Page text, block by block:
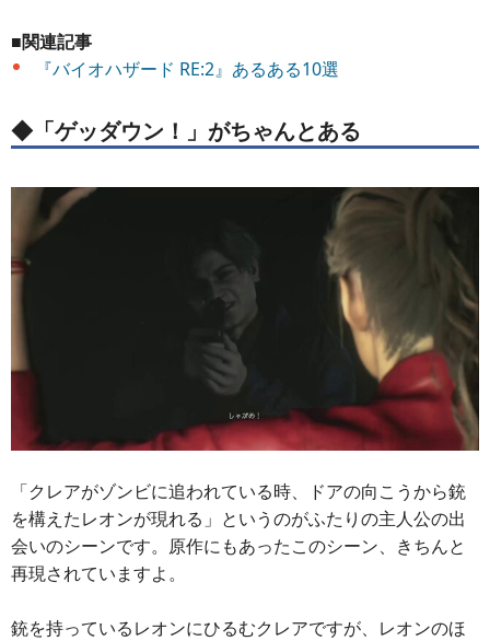
■関連記事
『バイオハザード RE:2』あるある10選
◆「ゲッダウン！」がちゃんとある
「クレアがゾンビに追われている時、ドアの向こうから銃
を構えたレオンが現れる」というのがふたりの主人公の出
会いのシーンです。原作にもあったこのシーン、きちんと
再現されていますよ。
銃を持っているレオンにひるむクレアですが、レオンのほ